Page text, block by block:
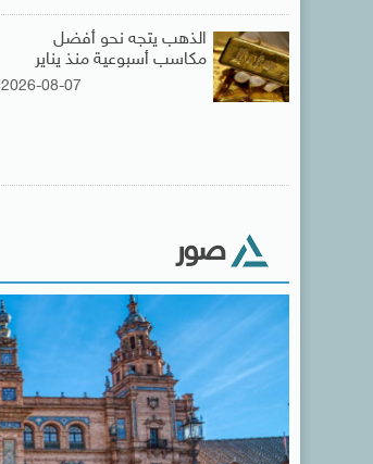
الذهب يتجه نحو أفضل
مكاسب أسبوعية منذ يناير
2026-08-07
صور